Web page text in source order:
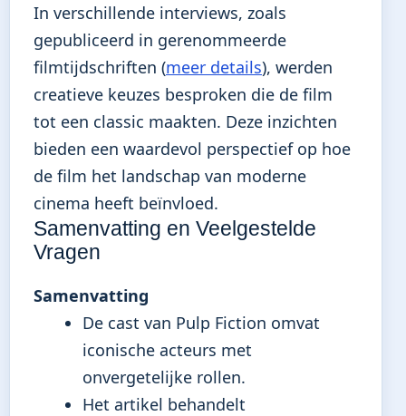
In verschillende interviews, zoals
gepubliceerd in gerenommeerde
filmtijdschriften (meer details), werden
creatieve keuzes besproken die de film
tot een classic maakten. Deze inzichten
bieden een waardevol perspectief op hoe
de film het landschap van moderne
cinema heeft beïnvloed.
Samenvatting en Veelgestelde
Vragen
Samenvatting
De cast van Pulp Fiction omvat
iconische acteurs met
onvergetelijke rollen.
Het artikel behandelt